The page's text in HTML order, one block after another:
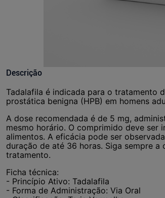
Descrição
Tadalafila é indicada para o tratamento
prostática benigna (HPB) em homens
A dose recomendada é de 5 mg,
mesmo horário. O comprimido deve ser
alimentos. A eficácia pode ser
duração de até 36 horas. Siga sempre
tratamento.
Ficha técnica:
- Princípio Ativo: Tadalafila
- Forma de Administração: Via Oral